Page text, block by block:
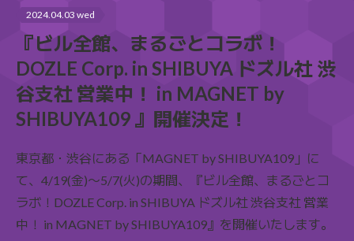
2024.04.03 wed
『ビル全館、まるごとコラボ！
DOZLE Corp. in SHIBUYA ドズル社 渋
谷支社 営業中！ in MAGNET by
SHIBUYA109 』開催決定！
東京都・渋谷にある「MAGNET by SHIBUYA109」に
て、4/19(金)〜5/7(火)の期間、『ビル全館、まるごとコ
ラボ！DOZLE Corp. in SHIBUYA ドズル社 渋谷支社 営業
中！ in MAGNET by SHIBUYA109』を開催いたします。